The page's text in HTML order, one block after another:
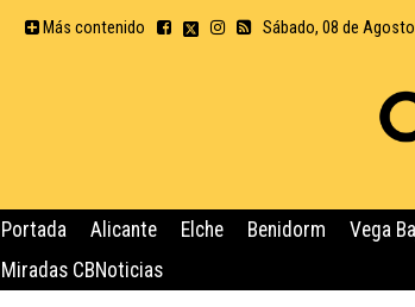
Más contenido Sábado, 08 de
Portada Alicante Elche Benidorm Vega
Miradas CBNoticias